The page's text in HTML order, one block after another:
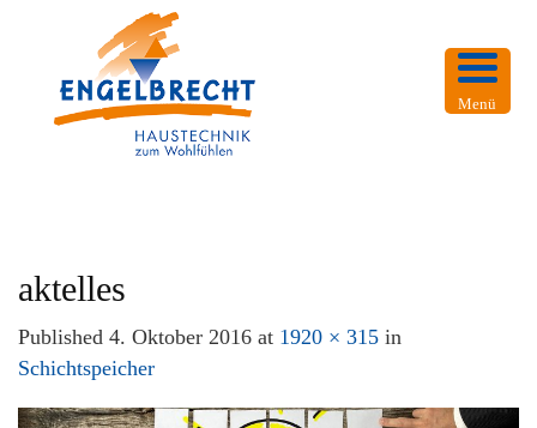
aktelles
Published 4. Oktober 2016 at 1920 × 315 in
Schichtspeicher
Menü